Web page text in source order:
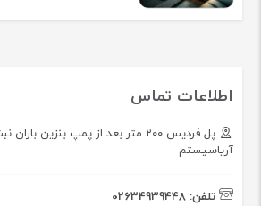
اطلاعات تماس
آریاسیستم
تلفن: 02634939448